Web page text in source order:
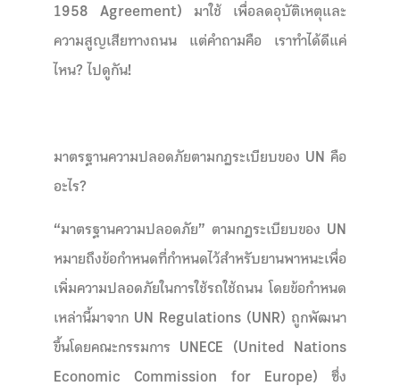
1958 Agreement) มาใช้ เพื่อลดอุบัติเหตุและ
ความสูญเสียทางถนน แต่คำถามคือ เราทำได้ดีแค่
ไหน? ไปดูกัน!
มาตรฐานความปลอดภัยตามกฎระเบียบของ UN คือ
อะไร?
“มาตรฐานความปลอดภัย” ตามกฎระเบียบของ UN
หมายถึงข้อกำหนดที่กำหนดไว้สำหรับยานพาหนะเพื่อ
เพิ่มความปลอดภัยในการใช้รถใช้ถนน โดยข้อกำหนด
เหล่านี้มาจาก UN Regulations (UNR) ถูกพัฒนา
ขึ้นโดยคณะกรรมการ UNECE (United Nations
Economic Commission for Europe) ซึ่ง